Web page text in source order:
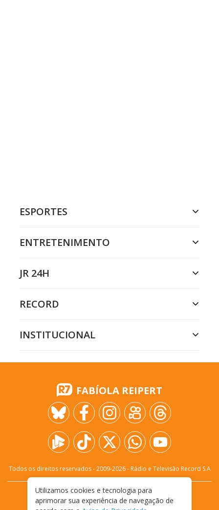
ESPORTES
ENTRETENIMENTO
JR 24H
RECORD
INSTITUCIONAL
FABÍOLA REIPERT
Todos os direitos reservados - 2009-2026- Rádio e Televisão Record S.A
FALE CONOSCO
PRIVACIDADE
TERMOS E CONDIÇÕES DE USO
Utilizamos cookies e tecnologia para
aprimorar sua experiência de navegação de